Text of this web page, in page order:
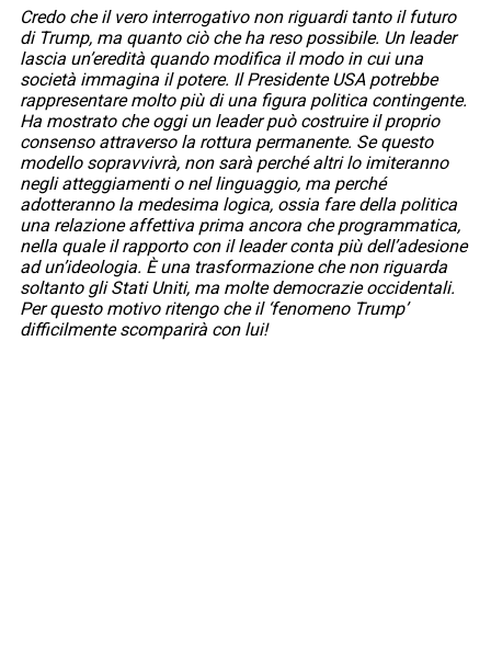
Credo che il vero interrogativo non riguardi tanto il futuro
di Trump, ma quanto ciò che ha reso possibile. Un leader
lascia un’eredità quando modifica il modo in cui una
società immagina il potere. Il Presidente USA potrebbe
rappresentare molto più di una figura politica contingente.
Ha mostrato che oggi un leader può costruire il proprio
consenso attraverso la rottura permanente. Se questo
modello sopravvivrà, non sarà perché altri lo imiteranno
negli atteggiamenti o nel linguaggio, ma perché
adotteranno la medesima logica, ossia fare della politica
una relazione affettiva prima ancora che programmatica,
nella quale il rapporto con il leader conta più dell’adesione
ad un’ideologia. È una trasformazione che non riguarda
soltanto gli Stati Uniti, ma molte democrazie occidentali.
Per questo motivo ritengo che il ‘fenomeno Trump’
difficilmente scomparirà con lui!